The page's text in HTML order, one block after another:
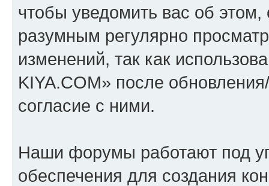
чтобы уведомить вас об
разумным регулярно
изменений, так как
KIYA.COM» после
согласие с ними.
Наши форумы работают под
обеспечения для создания